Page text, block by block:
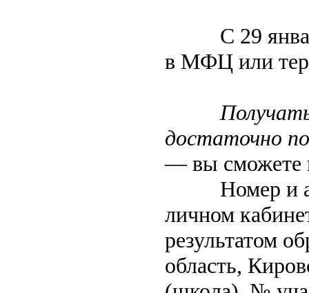
С 29 января
в МФЦ или
достаточно
— вы сможете
Номер и
личном
результатом
область,